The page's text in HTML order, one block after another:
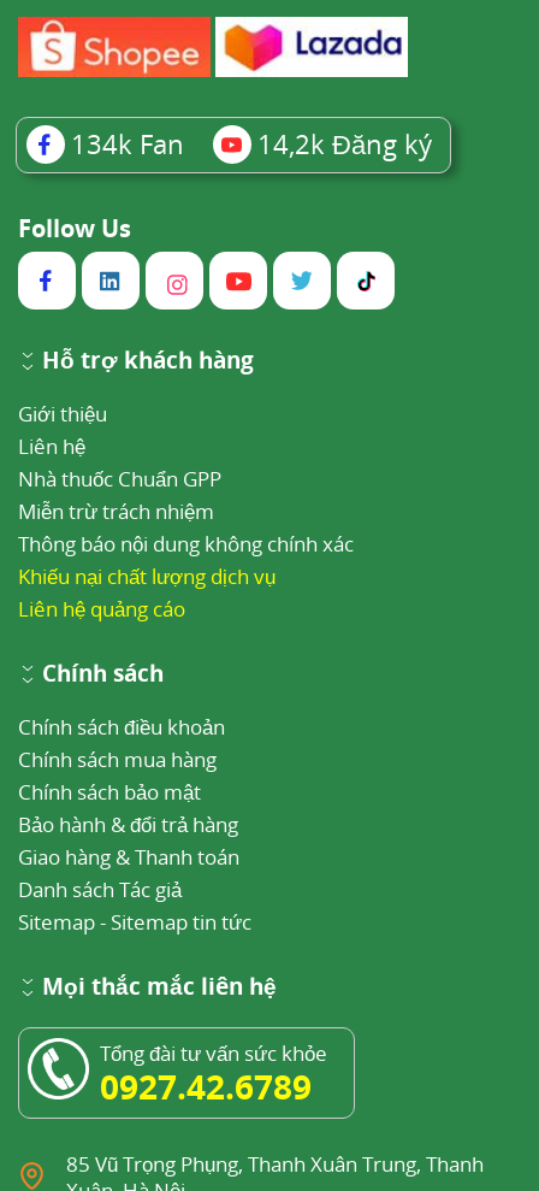
134k Fan 14,2k Đăng ký
Follow Us
Hỗ trợ khách hàng
Giới thiệu
Liên hệ
Nhà thuốc Chuẩn GPP
Miễn trừ trách nhiệm
Thông báo nội dung không chính xác
Khiếu nại chất lượng dịch vụ
Liên hệ quảng cáo
Chính sách
Chính sách điều khoản
Chính sách mua hàng
Chính sách bảo mật
Bảo hành & đổi trả hàng
Giao hàng & Thanh toán
Danh sách Tác giả
Sitemap- Sitemap tin tức
Mọi thắc mắc liên hệ
Tổng đài tư vấn sức khỏe
0927.42.6789
85 Vũ Trọng Phụng, Thanh Xuân Trung, Thanh